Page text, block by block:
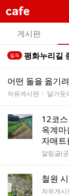
cafe
카
페
메
뉴
게시판
전
글
트
필독 평화누리길 종주
어떤 돌을 옮기
게시판명
자유게시판 작성자
달가듯
12코
옥계
자매
게시판명
알림글(
철원
게시판명
자유게시